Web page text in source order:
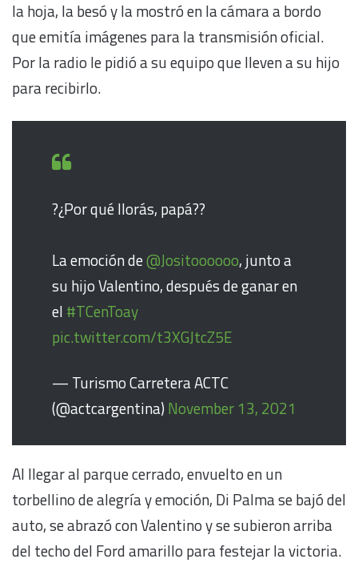
la hoja, la besó y la mostró en la cámara a bordo
que emitía imágenes para la transmisión oficial.
Por la radio le pidió a su equipo que lleven a su hijo
para recibirlo.
?¿Por qué llorás, papá??
La emoción de@Jositoooooo, junto a
su hijo Valentino, después de ganar en
el #TCenToay
pic.twitter.com/t3XGJtcZ5E
— Turismo Carretera ACTC
(@actcargentina) November 13, 2021
Al llegar al parque cerrado, envuelto en un
torbellino de alegría y emoción, Di Palma se bajó del
auto, se abrazó con Valentino y se subieron arriba
del techo del Ford amarillo para festejar la victoria.